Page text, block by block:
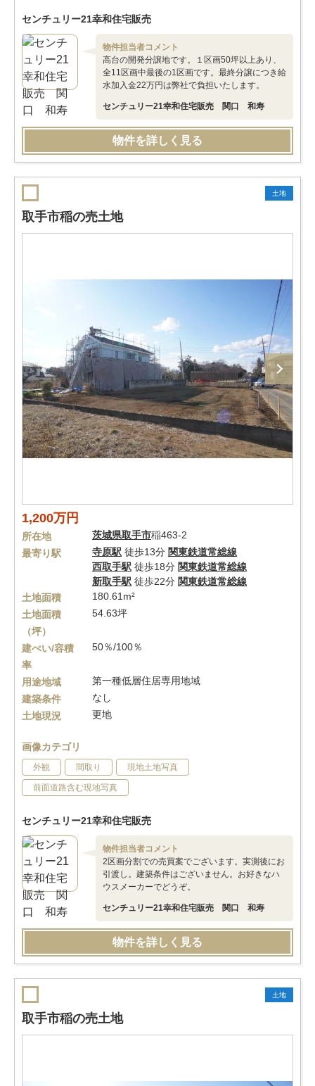
センチュリー21幸和住宅販売
物件担当者コメント
高台の開発分譲地です。１区画50坪以上あり、
全11区画中最後の1区画です。最終分譲につき給
水加入金22万円は弊社で負担いたします。
センチュリー21幸和住宅販売 関口 和寿
物件を詳しく見る
土地
取手市稲の売土地
1,200万円
所在地 茨城県取手市稲463-2
最寄り駅
寺原駅 徒歩13分 関東鉄道常総線
西取手駅 徒歩18分 関東鉄道常総線
新取手駅 徒歩22分 関東鉄道常総線
土地面積
180.61m²
土地面積
（坪）
54.63坪
建ぺい/容積
率
50％/100％
用途地域
第一種低層住居専用地域
建築条件
なし
土地現況
更地
画像カテゴリ
外観 間取り 現地土地写真
前面道路含む現地写真
センチュリー21幸和住宅販売
物件担当者コメント
2区画分割での売買案でございます。実測後にお
引渡し。建築条件はございません。お好きなハ
ウスメーカーでどうぞ。
センチュリー21幸和住宅販売 関口 和寿
物件を詳しく見る
土地
取手市稲の売土地